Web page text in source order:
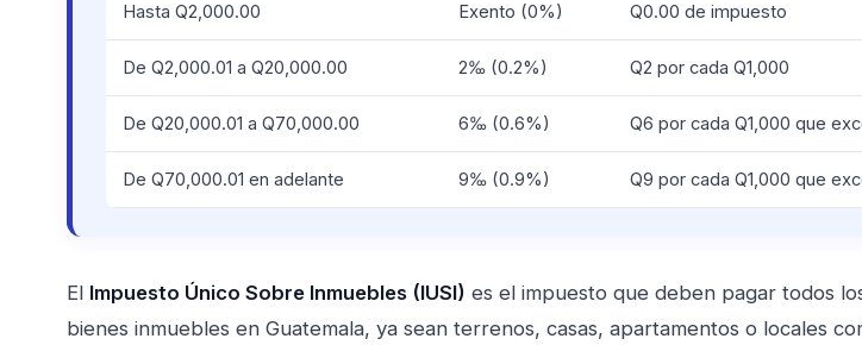
Hasta Q2,000.00 Exento (0%) Q0.00 de impuesto
De Q2,000.01 a Q20,000.00 2‰ (0.2%) Q2 por cada Q1,000
De Q20,000.01 a Q70,000.00 6‰ (0.6%) Q6 por cada Q1,000 que
De Q70,000.01 en adelante 9‰ (0.9%) Q9 por cada Q1,000 que
El Impuesto Único Sobre Inmuebles (IUSI) es el impuesto que deben pagar todos
bienes inmuebles en Guatemala, ya sean terrenos, casas, apartamentos o locales